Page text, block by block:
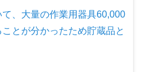
、大量の作業用器具60,000
とが分かったため貯蔵品と